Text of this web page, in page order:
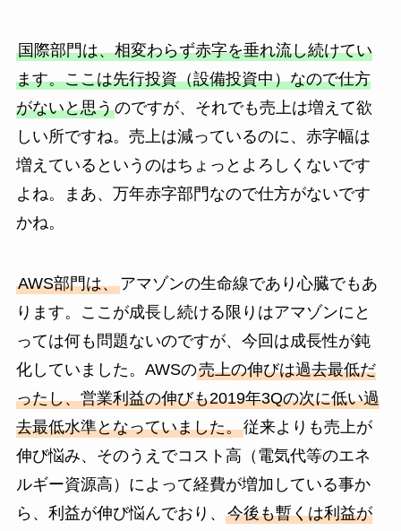
国際部門は、相変わらず赤字を垂れ流し続けてい
ます。ここは先行投資（設備投資中）なので仕方
がないと思うのですが、それでも売上は増えて欲
しい所ですね。売上は減っているのに、赤字幅は
増えているというのはちょっとよろしくないです
よね。まあ、万年赤字部門なので仕方がないです
かね。
AWS部門は、アマゾンの生命線であり心臓でもあ
ります。ここが成長し続ける限りはアマゾンにと
っては何も問題ないのですが、今回は成長性が鈍
化していました。AWSの売上の伸びは過去最低だ
ったし、営業利益の伸びも2019年3Qの次に低い過
去最低水準となっていました。従来よりも売上が
伸び悩み、そのうえでコスト高（電気代等のエネ
ルギー資源高）によって経費が増加している事か
ら、利益が伸び悩んでおり、 今後も暫くは利益が